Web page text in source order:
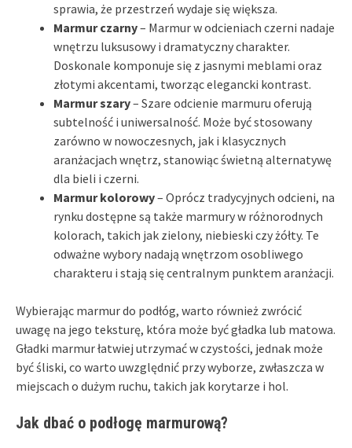
sprawia, że przestrzeń wydaje się większa.
Marmur czarny– Marmur w odcieniach czerni nadaje
wnętrzu luksusowy i dramatyczny charakter.
Doskonale komponuje się z jasnymi meblami oraz
złotymi akcentami, tworząc elegancki kontrast.
Marmur szary– Szare odcienie marmuru oferują
subtelność i uniwersalność. Może być stosowany
zarówno w nowoczesnych, jak i klasycznych
aranżacjach wnętrz, stanowiąc świetną alternatywę
dla bieli i czerni.
Marmur kolorowy– Oprócz tradycyjnych odcieni, na
rynku dostępne są także marmury w różnorodnych
kolorach, takich jak zielony, niebieski czy żółty. Te
odważne wybory nadają wnętrzom osobliwego
charakteru i stają się centralnym punktem aranżacji.
Wybierając marmur do podłóg, warto również zwrócić
uwagę na jego teksturę, która może być gładka lub matowa.
Gładki marmur łatwiej utrzymać w czystości, jednak może
być śliski, co warto uwzględnić przy wyborze, zwłaszcza w
miejscach o dużym ruchu, takich jak korytarze i hol.
Jak dbać o podłogę marmurową?